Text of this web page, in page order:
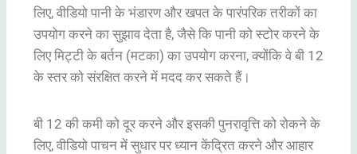
लिए, वीडियो पानी के भंडारण और खपत के पारंपरिक तरीकों का
उपयोग करने का सुझाव देता है, जैसे कि पानी को स्टोर करने के
लिए मिट्टी के बर्तन (मटका) का उपयोग करना, क्योंकि वे बी 12
के स्तर को संरक्षित करने में मदद कर सकते हैं।
बी 12 की कमी को दूर करने और इसकी पुनरावृत्ति को रोकने के
लिए, वीडियो पाचन में सुधार पर ध्यान केंद्रित करने और आहार